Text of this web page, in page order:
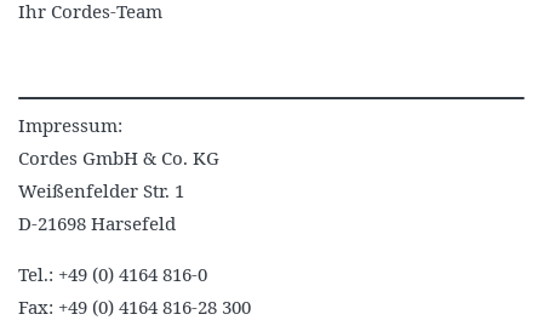
Ihr Cordes-Team
Impressum:
Cordes GmbH & Co. KG
Weißenfelder Str. 1
D-21698 Harsefeld
Tel.: +49 (0) 4164 816-0
Fax: +49 (0) 4164 816-28 300